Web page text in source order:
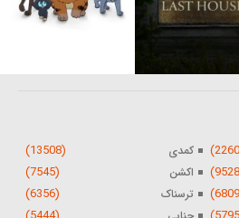
کمدی (13508)
اکشن (7545)
ترسناک (6356)